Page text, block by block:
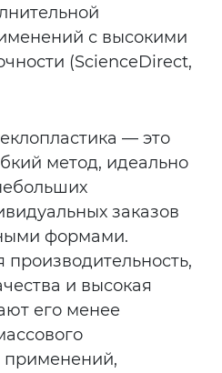
с высокими
(ScienceDirect,
— это
метод, идеально
заказов
формами.
производительность,
и высокая
его менее
применений,